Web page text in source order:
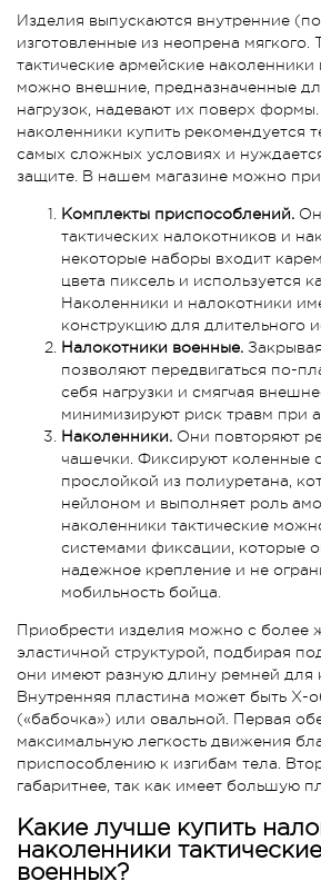
Изделия выпускаются внутренние
изготовленные из неопрена мягкого.
тактические армейские наколенники
можно внешние, предназначенные
нагрузок, надевают их поверх
наколенники купить рекомендуется
самых сложных условиях и
защите. В нашем магазине можно
Комплекты приспособлений.
тактических налокотников и
некоторые наборы входит
цвета пиксель и используется
Наколенники и налокотники
конструкцию для длительного
Налокотники военные.
позволяют передвигаться по-
себя нагрузки и смягчая
минимизируют риск травм при
Наколенники. Они повторяют
чашечки. Фиксируют коленные
прослойкой из полиуретана,
нейлоном и выполняет роль
наколенники тактические
системами фиксации, которые
надежное крепление и не
мобильность бойца.
Приобрести изделия можно с более
эластичной структурой, подбирая
они имеют разную длину ремней для
Внутренняя пластина может быть Х-
(«бабочка») или овальной. Первая
максимальную легкость движения
приспособлению к изгибам тела.
габаритнее, так как имеет большую
Какие лучше купить
наколенники
военных?